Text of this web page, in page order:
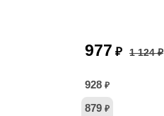
977 ₽ 1 124 ₽
928 ₽
879 ₽